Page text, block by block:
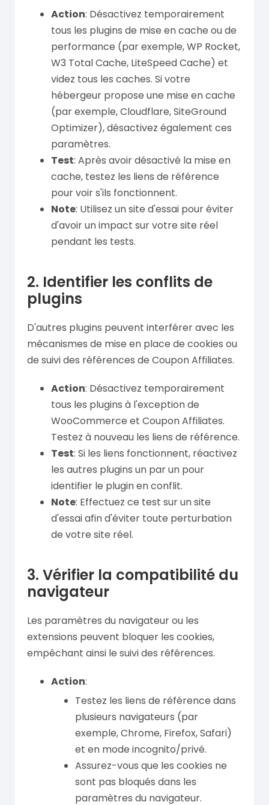
Action: Désactivez temporairement
tous les plugins de mise en cache ou de
performance (par exemple, WP Rocket,
W3 Total Cache, LiteSpeed Cache) et
videz tous les caches. Si votre
hébergeur propose une mise en cache
(par exemple, Cloudflare, SiteGround
Optimizer), désactivez également ces
paramètres.
Test: Après avoir désactivé la mise en
cache, testez les liens de référence
pour voir s'ils fonctionnent.
Note: Utilisez un site d'essai pour éviter
d'avoir un impact sur votre site réel
pendant les tests.
2. Identifier les conflits de
plugins
D'autres plugins peuvent interférer avec les
mécanismes de mise en place de cookies ou
de suivi des références de Coupon Affiliates.
Action: Désactivez temporairement
tous les plugins à l'exception de
WooCommerce et Coupon Affiliates.
Testez à nouveau les liens de référence.
Test: Si les liens fonctionnent, réactivez
les autres plugins un par un pour
identifier le plugin en conflit.
Note: Effectuez ce test sur un site
d'essai afin d'éviter toute perturbation
de votre site réel.
3. Vérifier la compatibilité du
navigateur
Les paramètres du navigateur ou les
extensions peuvent bloquer les cookies,
empêchant ainsi le suivi des références.
Action:
Testez les liens de référence dans
plusieurs navigateurs (par
exemple, Chrome, Firefox, Safari)
et en mode incognito/privé.
Assurez-vous que les cookies ne
sont pas bloqués dans les
paramètres du navigateur.